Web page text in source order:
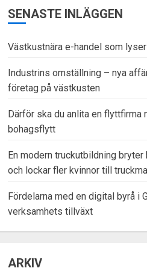
SENASTE INLÄGGEN
Västkustnära e-handel som
Industrins omställning – nya
företag på västkusten
Därför ska du anlita en flyttfirma
bohagsflytt
En modern truckutbildning
och lockar fler kvinnor till
Fördelarna med en digital byrå i
verksamhets tillväxt
ARKIV